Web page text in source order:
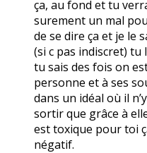
ça, au fond et tu
surement un mal
de se dire ça et je le
(si c pas indiscret) tu
tu sais des fois on
personne et à ses
dans un idéal où il
sortir que grâce à
est toxique pour toi
négatif.